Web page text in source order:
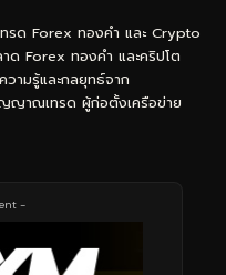
ด Forex ทองคำ และ Crypto
ด Forex ทองคำ และคริปโต
ามรู้และกลยุทธ์จาก
ญาณเทรด ผู้ก่อตั้งเครือข่าย
-